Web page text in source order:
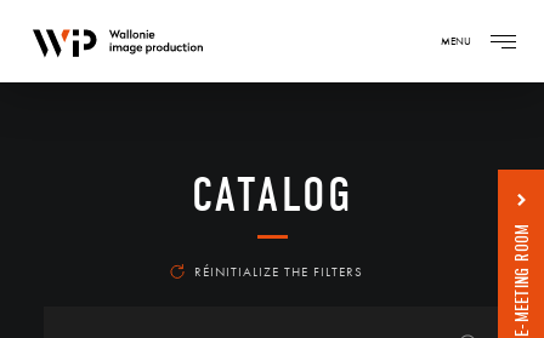
MENU
CATALOG
RÉINITIALIZE THE FILTERS E-MEETING ROOM